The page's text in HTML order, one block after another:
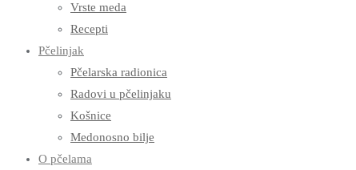
Vrste meda
Recepti
Pčelinjak
Pčelarska radionica
Radovi u pčelinjaku
Košnice
Medonosno bilje
O pčelama